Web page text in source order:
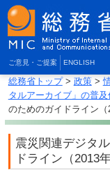
ご意見・ご提案 ENGLISH
総務省トップ> 政策>
タルアーカイブ」の普及
のためのガイドライン（
震災関連デジタ
ドライン（2013年